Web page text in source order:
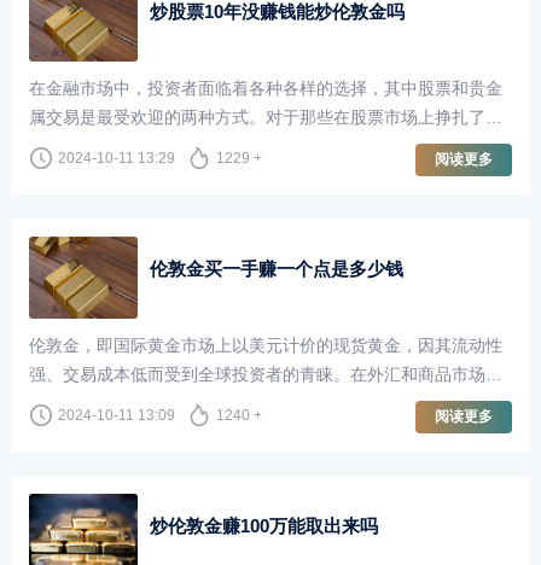
炒股票10年没赚钱能炒伦敦金吗
在金融市场中，投资者面临着各种各样的选择，其中股票和贵金
属交易是最受欢迎的两种方式。对于那些在股票市场上挣扎了十
年却未能盈利的投资者来说，转向伦敦金（即黄金现货市场）是
否可行，成为了一个值得探讨的话题。
2024-10-11 13:29 1229 + 阅读更多
伦敦金买一手赚一个点是多少钱
伦敦金，即国际黄金市场上以美元计价的现货黄金，因其流动性
强、交易成本低而受到全球投资者的青睐。在外汇和商品市场
中，伦敦金的交易方式与其他金融工具相似，但由于其独特的性
质，成交点数（即“点”）的价值在投资者计算收益时尤为重要。
2024-10-11 13:09 1240 + 阅读更多
炒伦敦金赚100万能取出来吗